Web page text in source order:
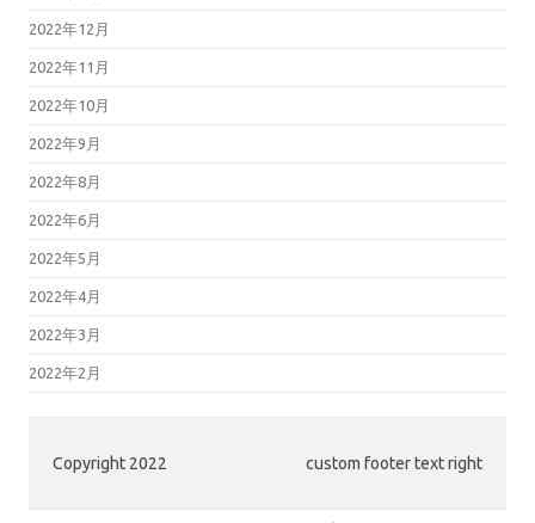
2022年12月
2022年11月
2022年10月
2022年9月
2022年8月
2022年6月
2022年5月
2022年4月
2022年3月
2022年2月
Copyright 2022 custom footer text right